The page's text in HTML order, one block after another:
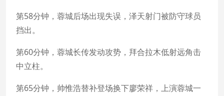
第58分钟，蓉城后场出现失误，泽天射门被防守球员
挡出。
第60分钟，蓉城长传发动攻势，拜合拉木低射远角击
中立柱。
第65分钟，帅惟浩替补登场换下廖荣祥，上演蓉城一